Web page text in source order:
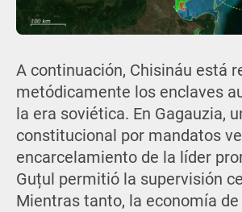
A continuación, Chisináu está
metódicamente los enclaves
la era soviética. En Gagauzia,
constitucional por mandatos
encarcelamiento de la líder
Guțul permitió la supervisión
Mientras tanto, la economía